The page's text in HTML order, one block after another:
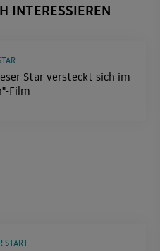
INTERESSIEREN
Star versteckt sich im
Film
START